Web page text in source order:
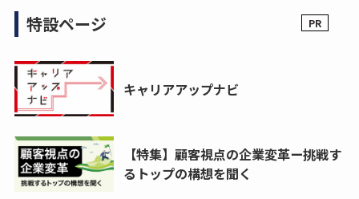
特設ページ
キャリアアップナビ
【特集】顧客視点の企業変革ー挑戦す
るトップの構想を聞く